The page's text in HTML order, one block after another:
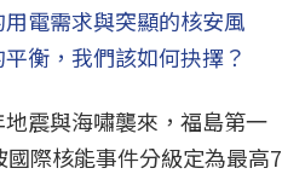
電需求與突顯的核安風
衡，我們該如何抉擇？
震與海嘯襲來，福島第一
際核能事件分級定為最高7